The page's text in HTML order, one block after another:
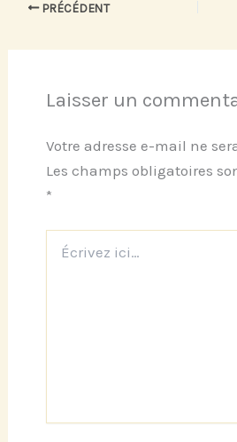
PRÉCÉDENT
Laisser un
Votre adresse e-mail ne
Les champs obligatoires
*
ici…